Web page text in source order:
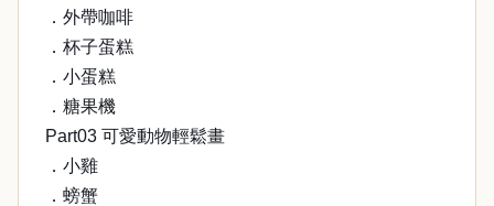
．外帶咖啡
．杯子蛋糕
．小蛋糕
．糖果機
Part03 可愛動物輕鬆畫
．小雞
．螃蟹